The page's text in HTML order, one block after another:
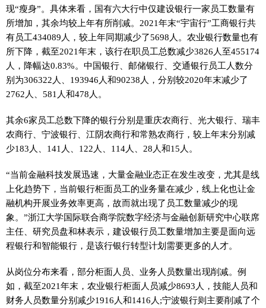
现“瘦身”。具体来看，国有六大行中仅建设银行一家员工数量有
所增加，其余均较上年有所削减。2021年末“宇宙行”工商银行共
有员工434089人，较上年同期减少了5698人。农业银行数量也有
所下降，截至2021年末，该行在职员工总数减少3826人至455174
人，降幅达0.83%。中国银行、邮储银行、交通银行员工人数分
别为306322人、193946人和90238人，分别较2020年末减少了
2762人、581人和478人。
其余6家员工总数下降的银行分别是重庆农商行、光大银行、瑞丰
农商行、宁波银行、江阴农商行和常熟农商行，较上年末分别减
少183人、141人、122人、114人、28人和15人。
“当前金融科技发展迅速，大量金融业态正在发生改变，尤其是线
上化趋势下，当前银行柜面员工的业务量在减少，线上化也让金
融机构开展业务效率更高，故而就出现了员工数量减少的现
象。”浙江大学国际联合商学院数字经济与金融创新研究中心联席
主任、研究员盘和林表示，建设银行员工数量增加主要是面向远
程银行和智能银行，是该行银行转型计划需要更多的人才。
从岗位分布来看，部分柜面人员、业务人员数量出现削减。例
如，截至2021年末，农业银行柜面人员减少8693人，技能人员和
财务人员数量分别减少1916人和1416人;宁波银行则主要削减了个